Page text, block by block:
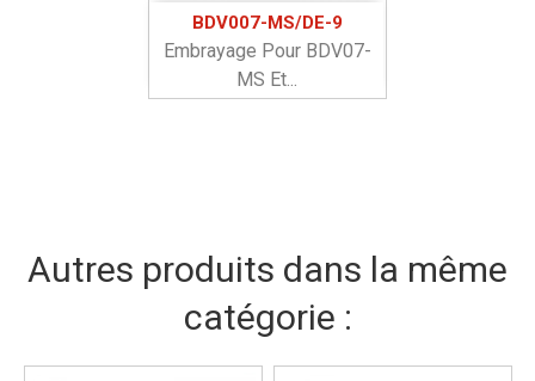
BDV007-MS/DE-9
Embrayage Pour BDV07-
MS Et...
Autres produits dans la même
catégorie :